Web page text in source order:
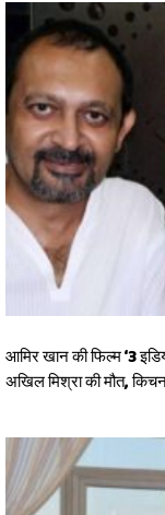
आमिर खान की फिल्म ‘3
अखिल मिश्रा की मौत,